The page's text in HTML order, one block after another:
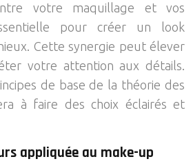
votre maquillage et vos
pour créer un look
Cette synergie peut élever
votre attention aux détails.
de base de la théorie des
à faire des choix éclairés et
appliquée au make-up